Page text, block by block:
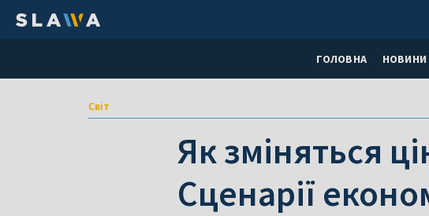
ГОЛОВНА НОВИНИ
Світ
Як зміняться
Сценарії